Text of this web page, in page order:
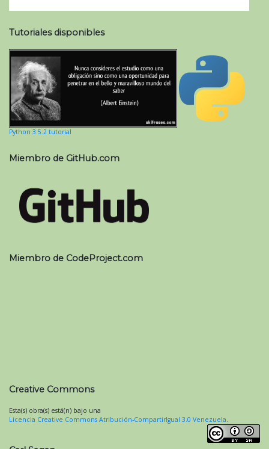
Tutoriales disponibles
Python 3.5.2 tutorial
Miembro de GitHub.com
Miembro de CodeProject.com
Creative Commons
Esta(s) obra(s) está(n) bajo una
Licencia Creative Commons Atribución-CompartirIgual 3.0 Venezuela.